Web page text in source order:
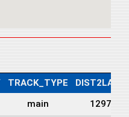
TRACK_TYPE
DIST2LAND
main 1297